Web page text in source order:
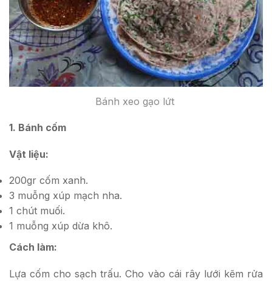
Bánh xeo gạo lứt
1. Bánh cốm
Vật liệu:
200gr cốm xanh.
3 muỗng xúp mạch nha.
1 chút muối.
1 muỗng xúp dừa khô.
Cách làm:
Lựa cốm cho sạch trấu. Cho vào cái rây lưới kẽm rửa